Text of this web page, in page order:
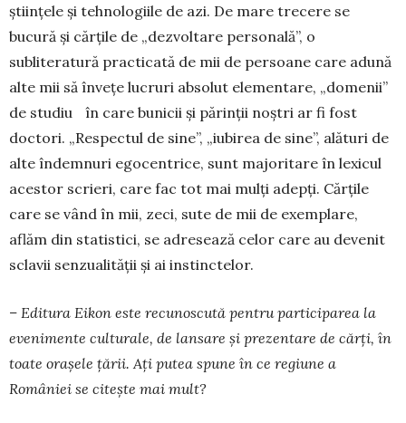
științele și tehnologiile de azi. De mare trecere se
bucură și cărțile de „dezvoltare personală”, o
subliteratură practicată de mii de persoane care adună
alte mii să învețe lucruri absolut elementare, „domenii”
de studiu în care bunicii și părinții noștri ar fi fost
doctori. „Respectul de sine”, „iubirea de sine”, alături de
alte îndemnuri egocentrice, sunt majoritare în lexicul
acestor scrieri, care fac tot mai mulți adepți. Cărțile
care se vând în mii, zeci, sute de mii de exemplare,
aflăm din statistici, se adresează celor care au devenit
sclavii senzualității și ai instinctelor.
– Editura Eikon este recunoscută pentru participarea la
evenimente culturale, de lansare și prezentare de cărți, în
toate orașele țării. Ați putea spune în ce regiune a
României se citește mai mult?